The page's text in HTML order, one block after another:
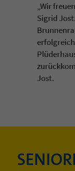
„Wir
Sigrid
Jost.